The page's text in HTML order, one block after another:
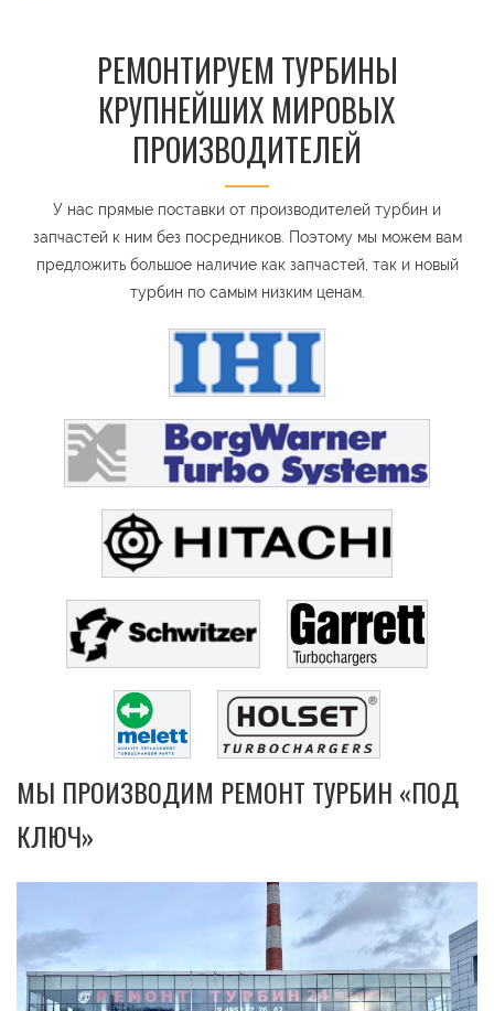
РЕМОНТИРУЕМ ТУРБИНЫ
КРУПНЕЙШИХ МИРОВЫХ
ПРОИЗВОДИТЕЛЕЙ
У нас прямые поставки от производителей турбин и
запчастей к ним без посредников. Поэтому мы можем вам
предложить большое наличие как запчастей, так и новый
турбин по самым низким ценам.
МЫ ПРОИЗВОДИМ РЕМОНТ ТУРБИН «ПОД
КЛЮЧ»